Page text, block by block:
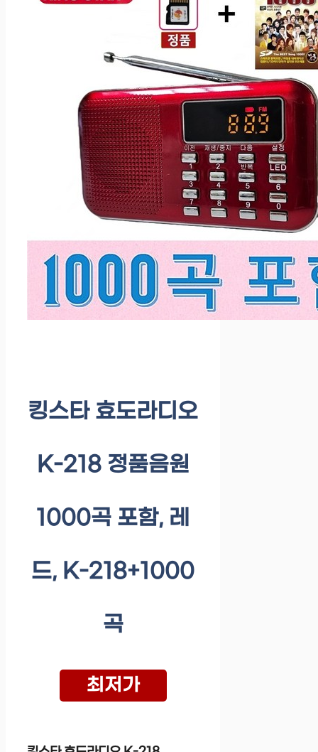
킹스타 효도라디오
K-218 정품음원
1000곡 포함, 레
드, K-218+1000
곡
최저가